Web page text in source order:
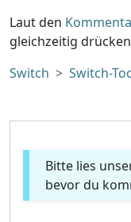
Laut den
gleichzeitig
Switch
Switch-
Bitte lies
bevor du